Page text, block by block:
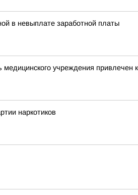
в невыплате заработной платы
учреждения привлечен
наркотиков